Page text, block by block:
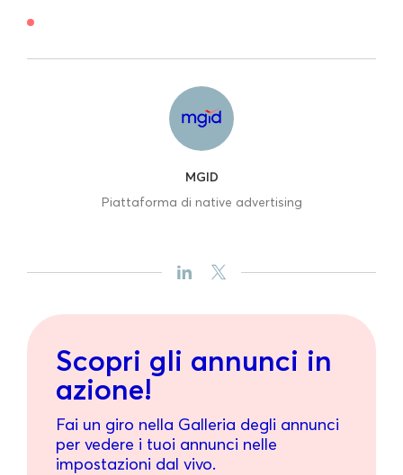
MGID
Piattaforma di native advertising
Scopri gli annunci in
azione!
Fai un giro nella Galleria degli annunci
per vedere i tuoi annunci nelle
impostazioni dal vivo.